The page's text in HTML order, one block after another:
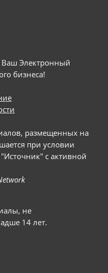
Ваш Электронный
бизнеса!
размещенных на
при условии
с активной
не
14 лет.